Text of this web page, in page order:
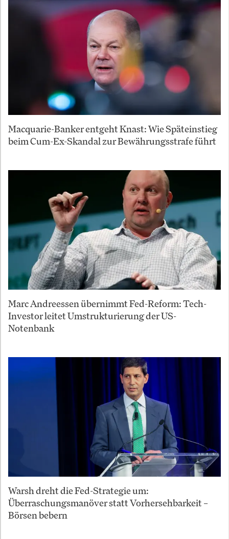
Macquarie-Banker entgeht Knast: Wie Späteinstieg
beim Cum-Ex-Skandal zur Bewährungsstrafe führt
Marc Andreessen übernimmt Fed-Reform: Tech-
Investor leitet Umstrukturierung der US-
Notenbank
Warsh dreht die Fed-Strategie um:
Überraschungsmanöver statt Vorhersehbarkeit –
Börsen bebern